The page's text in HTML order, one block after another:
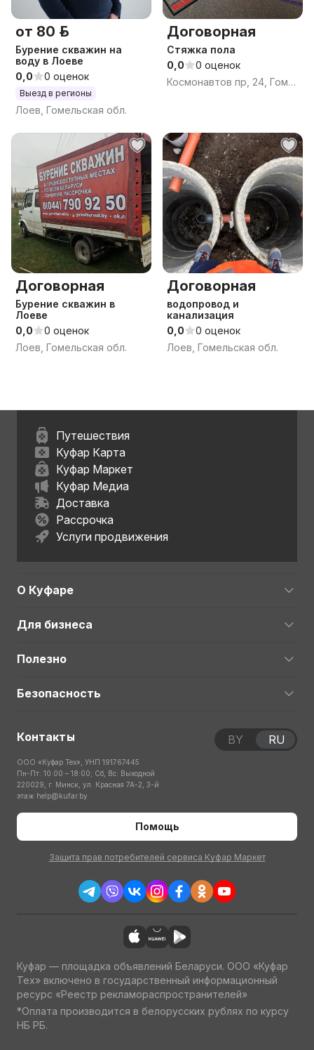
от 80 р.
Бурение скважин на
воду в Лоеве
0,0
0 оценок
Выезд в регионы
Лоев, Гомельская обл.
Договорная
Стяжка пола
0,0
0 оценок
Космонавтов пр, 24, Гомель, Гомельская область
Договорная
Бурение скважин в
Лоеве
0,0
0 оценок
Лоев, Гомельская обл.
Договорная
водопровод и
канализация
0,0
0 оценок
Лоев, Гомельская обл.
Путешествия
Куфар Карта
Куфар Маркет
Куфар Медиа
Доставка
Рассрочка
Услуги продвижения
О Куфаре
Для бизнеса
Полезно
Безопасность
Контакты
ООО «Куфар Тех», УНП 191767445
Пн-Пт: 10:00 – 18:00; Сб, Вс: Выходной
220029, г. Минск, ул. Красная 7А-2, 3-й
этаж help@kufar.by
Помощь
Защита прав потребителей сервиса Куфар Маркет
BY RU
Куфар — площадка объявлений Беларуси. ООО «Куфар
Тех» включено в государственный информационный
ресурс «Реестр рекламораспространителей»
*Оплата производится в белорусских рублях по курсу
НБ РБ.